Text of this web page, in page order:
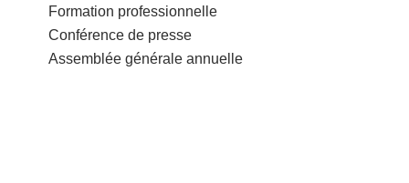
Formation professionnelle
Conférence de presse
Assemblée générale annuelle